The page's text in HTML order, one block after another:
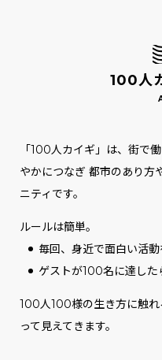
100人
「100人カイギ」は、街で
やかにつなぎ 都市のあり方
ニティです。
ルールは簡単。
毎回、身近で面白い活
ゲストが100名に達した
100人100様の生き方に触
って見えてきます。